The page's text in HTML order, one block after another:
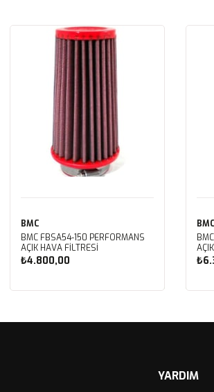
BMC
BMC FBSA54-150 PERFORMANS
AÇIK HAVA FİLTRESİ
₺4.800,00
BMC
YARDIM